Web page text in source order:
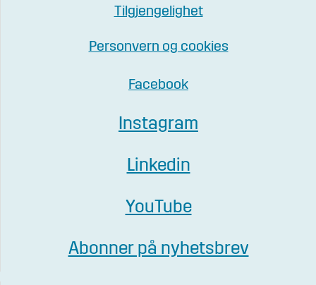
Tilgjengelighet
Personvern og cookies
Facebook
Instagram
Linkedin
YouTube
Abonner på nyhetsbrev